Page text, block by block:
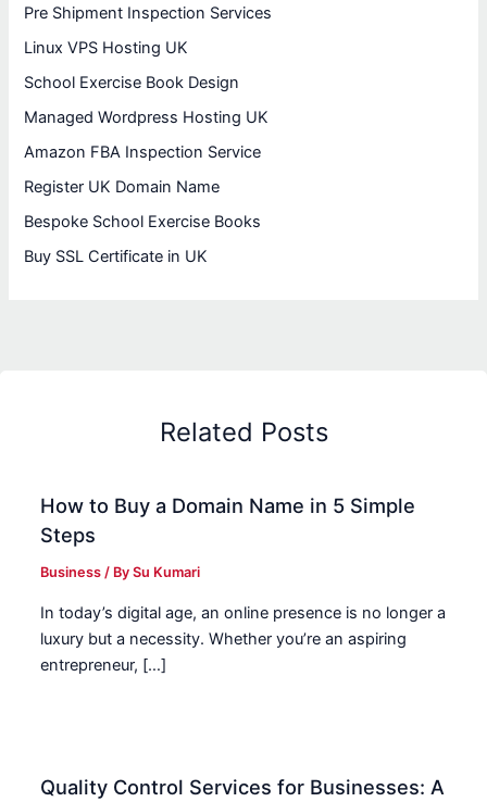
Pre Shipment Inspection Services
Linux VPS Hosting UK
School Exercise Book Design
Managed Wordpress Hosting UK
Amazon FBA Inspection Service
Register UK Domain Name
Bespoke School Exercise Books
Buy SSL Certificate in UK
Related Posts
How to Buy a Domain Name in 5 Simple
Steps
Business / BySu Kumari
In today’s digital age, an online presence is no longer a
luxury but a necessity. Whether you’re an aspiring
entrepreneur, […]
Quality Control Services for Businesses: A